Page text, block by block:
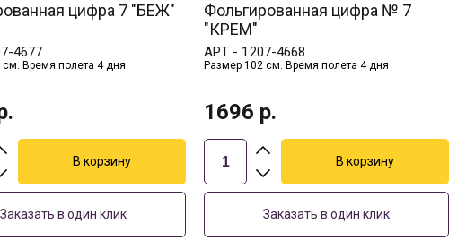
цифра 7 "БЕЖ"
4677
Время полета 4 дня
Заказать в один клик
Фольгированная цифра № 7
"КРЕМ"
АРТ - 1207-4668
Размер 102 см. Время полета 4 дня
1696 р.
Заказать в один клик